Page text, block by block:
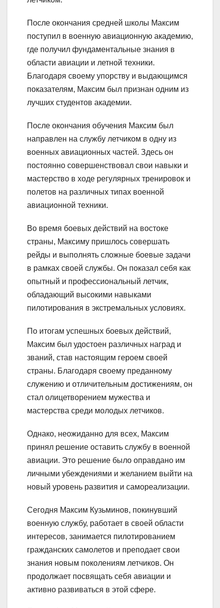
После окончания средней школы Максим
поступил в военную авиационную академию,
где получил фундаментальные знания в
области авиации и летной техники.
Благодаря своему упорству и выдающимся
показателям, Максим был признан одним из
лучших студентов академии.
После окончания обучения Максим был
направлен на службу летчиком в одну из
военных авиационных частей. Здесь он
постоянно совершенствовал свои навыки и
мастерство в ходе регулярных тренировок и
полетов на различных типах военной
авиационной техники.
Во время боевых действий на востоке
страны, Максиму пришлось совершать
рейды и выполнять сложные боевые задачи
в рамках своей службы. Он показал себя как
опытный и профессиональный летчик,
обладающий высокими навыками
пилотирования в экстремальных условиях.
По итогам успешных боевых действий,
Максим был удостоен различных наград и
званий, став настоящим героем своей
страны. Благодаря своему преданному
служению и отличительным достижениям, он
стал олицетворением мужества и
мастерства среди молодых летчиков.
Однако, неожиданно для всех, Максим
принял решение оставить службу в военной
авиации. Это решение было оправдано им
личными убеждениями и желанием выйти на
новый уровень развития и самореализации.
Сегодня Максим Кузьминов, покинувший
военную службу, работает в своей области
интересов, занимается пилотированием
гражданских самолетов и преподает свои
знания новым поколениям летчиков. Он
продолжает посвящать себя авиации и
активно развиваться в этой сфере.